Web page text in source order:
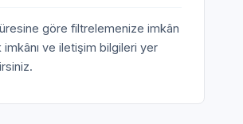
göre filtrelemenize imkân
ve iletişim bilgileri yer